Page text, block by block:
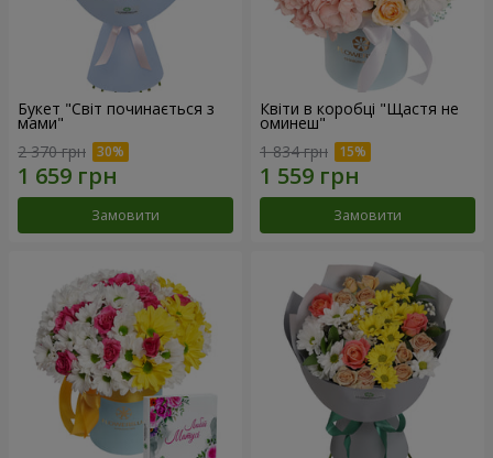
Букет "Світ починається з
мами"
2 370 грн
Замовити
Квіти в коробці "Щастя не
оминеш"
1 834 грн
Замовити